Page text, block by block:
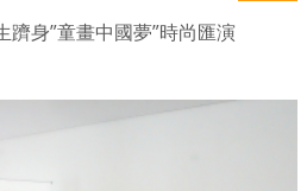
身”童畫中國夢”時尚匯演